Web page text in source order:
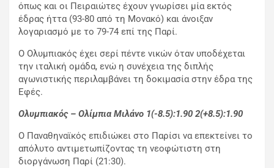
όπως και οι Πειραιώτες έχουν γνωρίσει μία εκτός
έδρας ήττα (93-80 από τη Μονακό) και άνοιξαν
λογαριασμό με το 79-74 επί της Παρί.
Ο Ολυμπιακός έχει σερί πέντε νικών όταν υποδέχεται
την ιταλική ομάδα, ενώ η συνέχεια της διπλής
αγωνιστικής περιλαμβάνει τη δοκιμασία στην έδρα της
Εφές.
Ολυμπιακός – Ολίμπια Μιλάνο 1(-8.5):1.90 2(+8.5):1.90
Ο Παναθηναϊκός επιδιώκει στο Παρίσι να επεκτείνει το
απόλυτο αντιμετωπίζοντας τη νεοφώτιστη στη
διοργάνωση Παρί (21:30).